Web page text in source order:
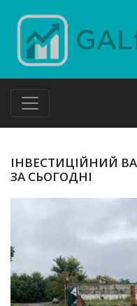
ІНВЕСТИЦІЙНИЙ
ЗА СЬОГОДНІ